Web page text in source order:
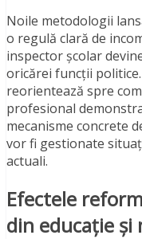
Noile metodologii
o regulă clară de
inspector școlar
oricărei funcții
reorientează spre
profesional
mecanisme concrete
vor fi gestionate
actuali.
Efectele
din educație și